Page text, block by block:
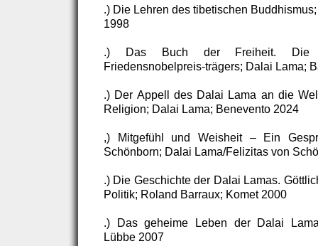
.) Die Lehren des tibetischen
1998
.) Das Buch der Freiheit. Die
Friedensnobelpreis-trägers; Dalai Lama;
.) Der Appell des Dalai Lama an die
Religion; Dalai Lama; Benevento 2024
,) Mitgefühl und Weisheit – Ein
Schönborn; Dalai Lama/Felizitas von
.) Die Geschichte der Dalai Lamas.
Politik; Roland Barraux; Komet 2000
.) Das geheime Leben der Dalai
Lübbe 2007